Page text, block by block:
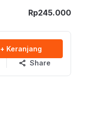
Rp245.000
+ Keranjang
Share